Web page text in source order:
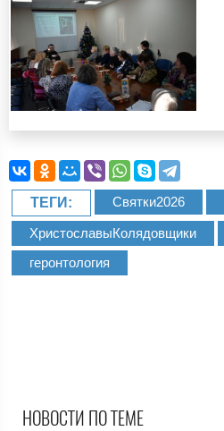
ТЕГИ: Святки2026
ХристославыКолядовщики
геронтология
НОВОСТИ ПО ТЕМЕ